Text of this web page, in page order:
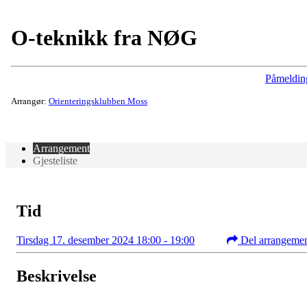
O-teknikk fra NØG
Arrangør: Orienteringsklubben Moss
Arrangement
Gjesteliste
Tid
Tirsdag 17. desember 2024 18:00 - 19:00 Del
Beskrivelse